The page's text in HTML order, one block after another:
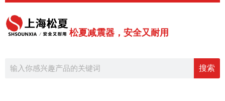
跳
内
松夏减震器，安全又耐用
搜索
Post
pagination